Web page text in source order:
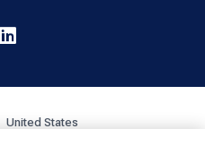

United States